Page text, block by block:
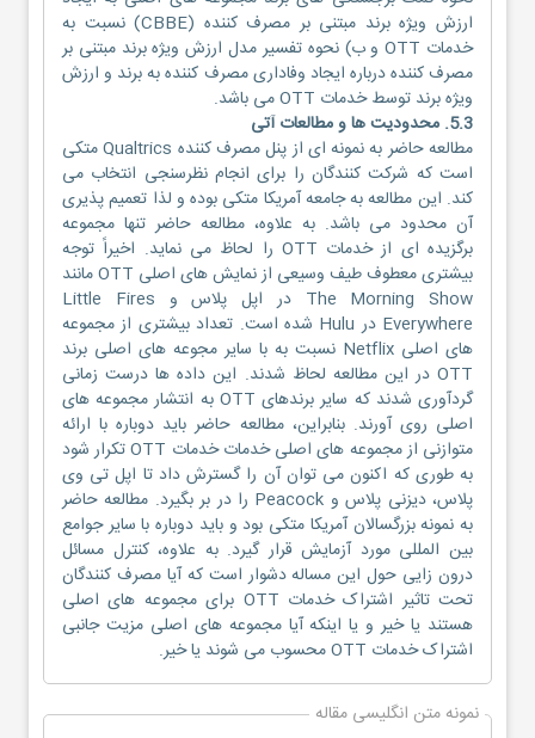
ارزش ویژه برند مبتنی بر مصرف کننده (CBBE) نسبت به
خدمات OTT و ب) نحوه تفسیر مدل ارزش ویژه برند مبتنی بر
مصرف کننده درباره ایجاد وفاداری مصرف کننده به برند و ارزش
ویژه برند توسط خدمات OTT می باشد.
5.3. محدودیت ها و مطالعات آتی
مطالعه حاضر به نمونه ای از پنل مصرف کننده Qualtrics متکی
است که شرکت کنندگان را برای انجام نظرسنجی انتخاب می
کند. این مطالعه به جامعه آمریکا متکی بوده و لذا تعمیم پذیری
آن محدود می باشد. به علاوه، مطالعه حاضر تنها مجموعه
برگزیده ای از خدمات OTT را لحاظ می نماید. اخیراً توجه
بیشتری معطوف طیف وسیعی از نمایش های اصلی OTT مانند
The Morning Show در اپل پلاس و Little Fires
Everywhere در Hulu شده است. تعداد بیشتری از مجموعه
های اصلی Netflix نسبت به با سایر مجوعه های اصلی برند
OTT در این مطالعه لحاظ شدند. این داده ها درست زمانی
گردآوری شدند که سایر برندهای OTT به انتشار مجموعه های
اصلی روی آورند. بنابراین، مطالعه حاضر باید دوباره با ارائه
متوازنی از مجموعه های اصلی خدمات خدمات OTT تکرار شود
به طوری که اکنون می توان آن را گسترش داد تا اپل تی وی
پلاس، دیزنی پلاس و Peacock را در بر بگیرد. مطالعه حاضر
به نمونه بزرگسالان آمریکا متکی بود و باید دوباره با سایر جوامع
بین المللی مورد آزمایش قرار گیرد. به علاوه، کنترل مسائل
درون زایی حول این مساله دشوار است که آیا مصرف کنندگان
تحت تاثیر اشتراک خدمات OTT برای مجموعه های اصلی
هستند یا خیر و یا اینکه آیا مجموعه های اصلی مزیت جانبی
اشتراک خدمات OTT محسوب می شوند یا خیر.
نمونه متن انگلیسی مقاله